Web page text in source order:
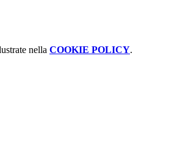
nella COOKIE POLICY.